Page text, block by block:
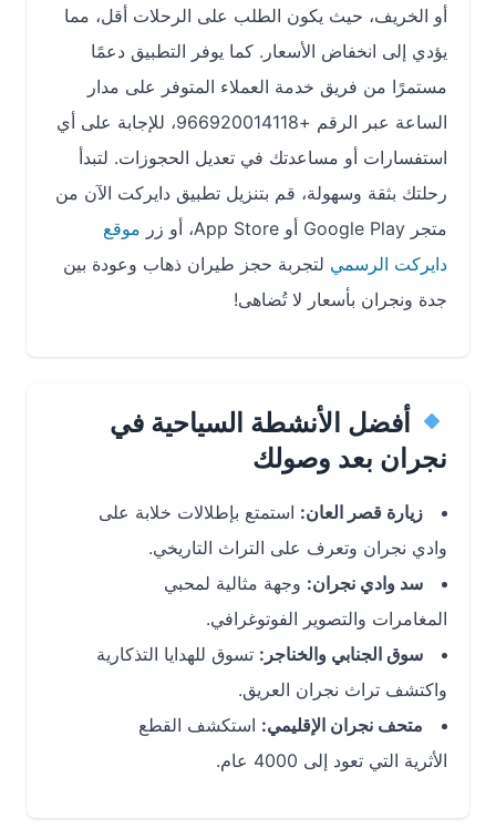
أو الخريف، حيث يكون الطلب على الرحلات أقل، مما
يؤدي إلى انخفاض الأسعار. كما يوفر التطبيق دعمًا
مستمرًا من فريق خدمة العملاء المتوفر على مدار
الساعة عبر الرقم +966920014118، للإجابة على أي
استفسارات أو مساعدتك في تعديل الحجوزات. لتبدأ
رحلتك بثقة وسهولة، قم بتنزيل تطبيق دايركت الآن من
موقع
دايركت الرسمي لتجربة حجز طيران ذهاب وعودة بين
جدة ونجران بأسعار لا تُضاهى!
أفضل الأنشطة السياحية في
نجران بعد وصولك
زيارة قصر العان: استمتع بإطلالات خلابة على
وادي نجران وتعرف على التراث التاريخي.
سد وادي نجران:وجهة مثالية لمحبي
المغامرات والتصوير الفوتوغرافي.
سوق الجنابي والخناجر:تسوق للهدايا التذكارية
واكتشف تراث نجران العريق.
متحف نجران الإقليمي:استكشف القطع
الأثرية التي تعود إلى 4000 عام.